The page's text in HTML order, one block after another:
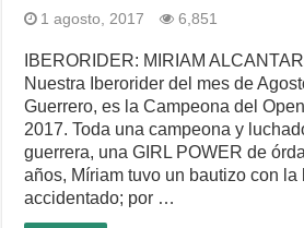
1 agosto, 2017 6,851
IBERORIDER: MIRIAM
Nuestra Iberorider del mes de
Guerrero, es la Campeona del
2017. Toda una campeona y
guerrera, una GIRL POWER de
años, Míriam tuvo un bautizo con la
accidentado; por …